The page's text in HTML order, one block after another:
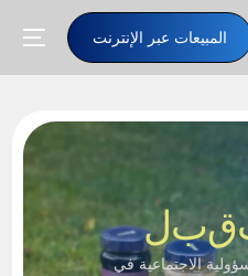
المبيعات عبر الإنترنت
قبل
الاجتماعية في